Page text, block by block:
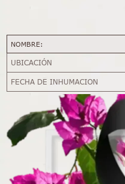
NOMBRE:
UBICACIÓN
FECHA DE INHUMACION